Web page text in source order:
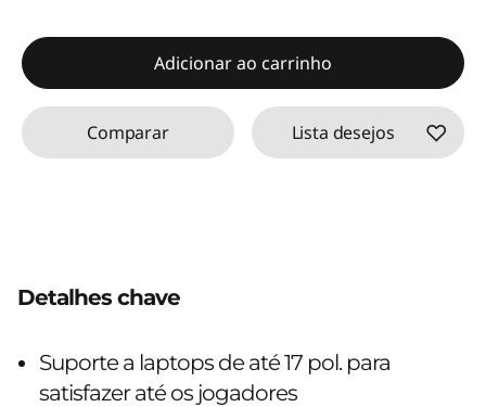
Adicionar ao carrinho
Comparar Lista desejos
Detalhes chave
Suporte a laptops de até 17 pol. para
satisfazer até os jogadores